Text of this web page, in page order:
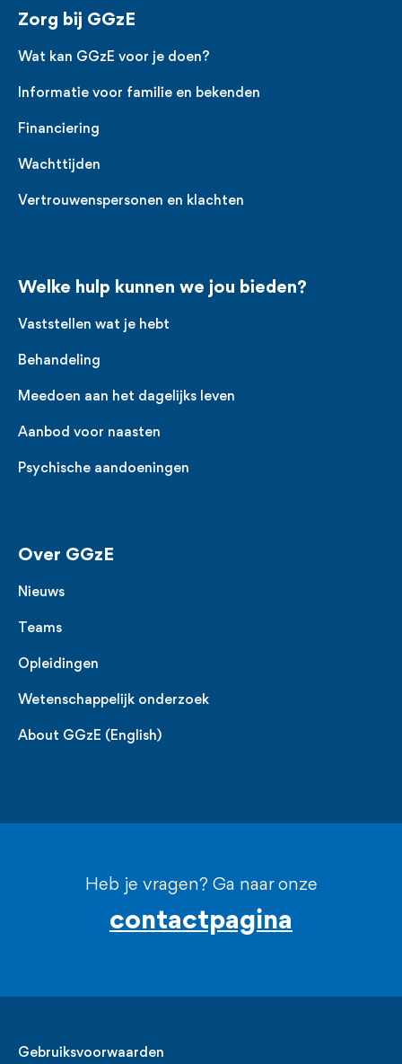
Zorg bij GGzE
Wat kan GGzE voor je doen?
Informatie voor familie en bekenden
Financiering
Wachttijden
Vertrouwenspersonen en klachten
Welke hulp kunnen we jou bieden?
Vaststellen wat je hebt
Behandeling
Meedoen aan het dagelijks leven
Aanbod voor naasten
Psychische aandoeningen
Over GGzE
Nieuws
Teams
Opleidingen
Wetenschappelijk onderzoek
About GGzE (English)
Heb je vragen? Ga naar onze
contactpagina
Legal
Gebruiksvoorwaarden